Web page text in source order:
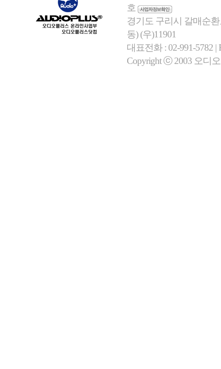
호
경기도 구리시 갈매순
동) (우)11901
대표전화 : 02-991-5782 |
Copyright ⓒ 2003 오디오